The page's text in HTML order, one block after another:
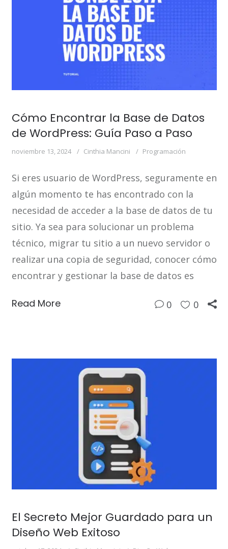
Cómo Encontrar la Base de Datos
de WordPress: Guía Paso a Paso
noviembre 13, 2024 Cinthia Mancini Programación
Si eres usuario de WordPress, seguramente en
algún momento te has encontrado con la
necesidad de acceder a la base de datos de tu
sitio. Ya sea para solucionar un problema
técnico, migrar tu sitio a un nuevo servidor o
realizar una copia de seguridad, conocer cómo
encontrar y gestionar la base de datos es
Read More 0 0
El Secreto Mejor Guardado para un
Diseño Web Exitoso